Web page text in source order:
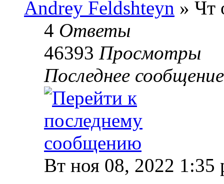
Andrey Feldshteyn » Чт
4 Ответы
46393 Просмотры
Последнее
Вт ноя 08, 2022 1:35